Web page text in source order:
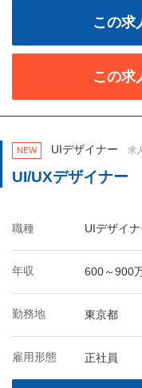
この求
この求
NEW UIデザイナー 求
UI/UXデザイナー
職種 UIデザイナ
年収 600～900
勤務地 東京都
雇用形態 正社員